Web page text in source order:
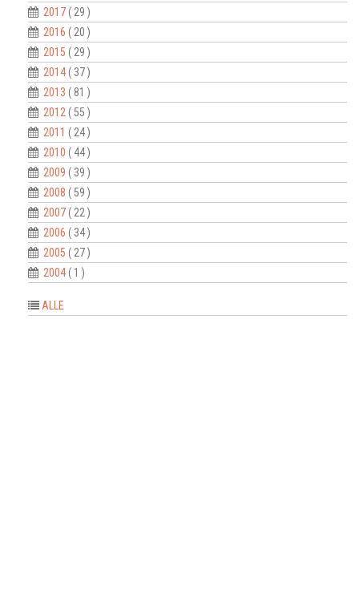
2017( 29 )
2016 ( 20 )
2015 ( 29 )
2014( 37 )
2013 ( 81 )
2012 ( 55 )
2011 ( 24 )
2010 ( 44 )
2009 ( 39 )
2008 ( 59 )
2007( 22 )
2006 ( 34 )
2005 ( 27 )
2004( 1 )
ALLE